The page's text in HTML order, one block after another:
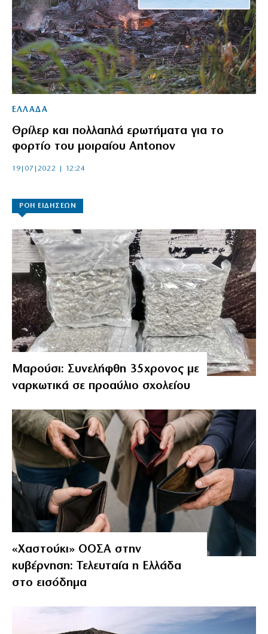
ΕΛΛΑΔΑ
Θρίλερ και πολλαπλά ερωτήματα για το
φορτίο του μοιραίου Antonov
19|07|2022 | 12:24
ΡΟΗ ΕΙΔΗΣΕΩΝ
Μαρούσι: Συνελήφθη 35χρονος με
ναρκωτικά σε προαύλιο σχολείου
«Χαστούκι» ΟΟΣΑ στην
κυβέρνηση: Τελευταία η Ελλάδα
στο εισόδημα